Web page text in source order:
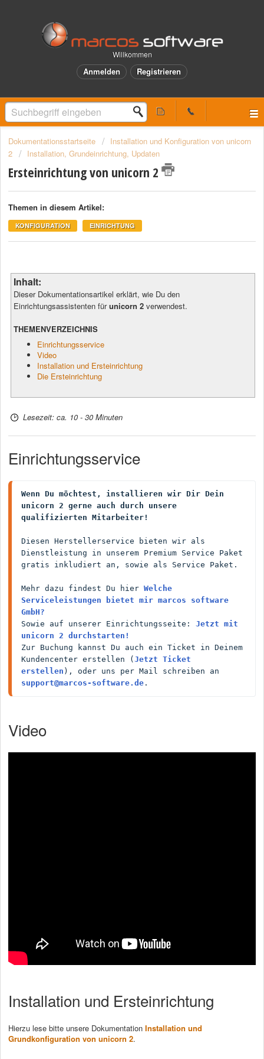
Willkommen
Anmelden Registrieren
Dokumentationsstartseite
Installation und Konfiguration von unicorn
2
Installation, Grundeinrichtung, Updaten
Ersteinrichtung von unicorn 2
Themen in diesem Artikel:
KONFIGURATION EINRICHTUNG
Inhalt:
Dieser Dokumentationsartikel erklärt, wie Du den
Einrichtungsassistenten fürunicorn 2 verwendest.
THEMENVERZEICHNIS
Einrichtungsservice
Video
Installation und Ersteinrichtung
Die Ersteinrichtung
Lesezeit: ca. 10 - 30 Minuten
Einrichtungsservice
Wenn Du möchtest, installieren wir Dir Dein
unicorn 2 gerne auch durch unsere
qualifizierten Mitarbeiter!
Diesen Herstellerservice bieten wir als
Dienstleistung in unserem Premium Service Paket
gratis inkludiert an, sowie als Service Paket.
Mehr dazu findest Du hier Welche
Serviceleistungen bietet mir marcos software
GmbH?
Sowie auf unserer Einrichtungsseite: Jetzt mit
unicorn 2 durchstarten!
Zur Buchung kannst Du auch ein Ticket in Deinem
Kundencenter erstellen ( Jetzt Ticket
erstellen
support@marcos-software.de .
Video
Installation und Ersteinrichtung
Hierzu lese bitte unsere Dokumentation Installation und
Grundkonfiguration von unicorn 2.